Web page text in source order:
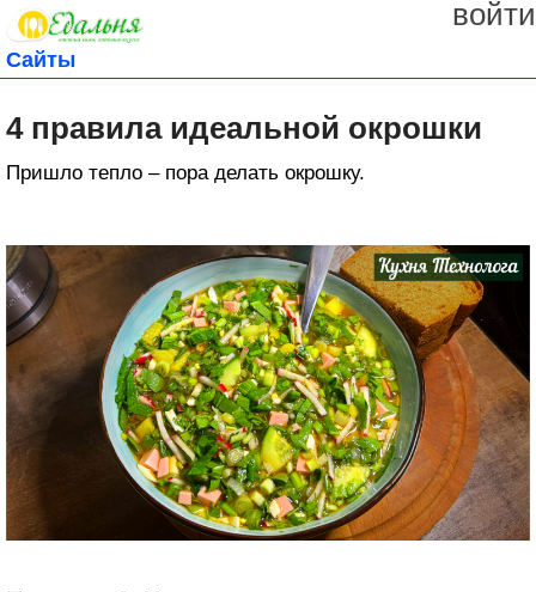
войти
Сайты
4 правила идеальной окрошки
Пришло тепло – пора делать окрошку.